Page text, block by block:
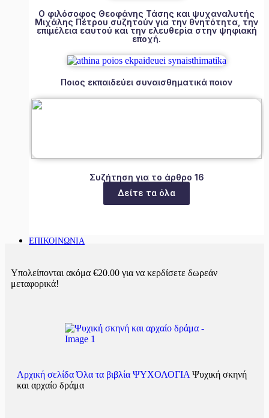
Ο φιλόσοφος Θεοφάνης Τάσης και ψυχαναλυτής
Μιχάλης Πέτρου συζητούν για την θνητότητα, την
επιμέλεια εαυτού και την ελευθερία στην ψηφιακή
εποχή.
Ποιος εκπαιδεύει συναισθηματικά ποιον
Συζήτηση για το άρθρο 16
Δείτε τα όλα
ΕΠΙΚΟΙΝΩΝΙΑ
Υπολείπονται ακόμα €20.00 για να κερδίσετε δωρεάν
μεταφορικά!
Αρχική σελίδαΌλα τα βιβλία ΨΥΧΟΛΟΓΙΑ Ψυχική σκηνή
και αρχαίο δράμα